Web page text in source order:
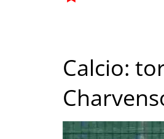
Calcio: